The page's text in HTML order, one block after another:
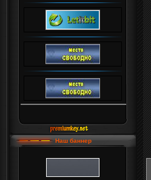
Наш баннер